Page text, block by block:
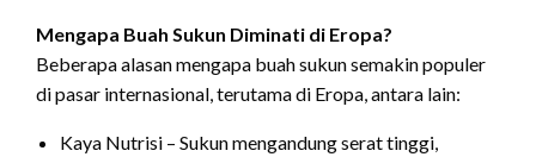
Mengapa Buah Sukun Diminati di Eropa?
Beberapa alasan mengapa buah sukun semakin populer
di pasar internasional, terutama di Eropa, antara lain:
Kaya Nutrisi – Sukun mengandung serat tinggi,